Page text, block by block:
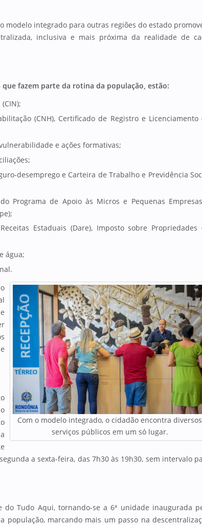
modelo integrado para outras regiões do estado
inclusiva e mais próxima da realidade de
fazem parte da rotina da população, estão:
(CNH), Certificado de Registro e Licenciamento
e ações formativas;
desemprego e Carteira de Trabalho e Previdência
Programa de Apoio às Micros e Pequenas
Estaduais (Dare), Imposto sobre Propriedades
água;
Com o modelo integrado, o cidadão encontra diversos
serviços públicos em um só lugar.
a sexta-feira, das 7h30 às 19h30, sem intervalo
Tudo Aqui, tornando-se a 6ª unidade inaugurada
marcando mais um passo na